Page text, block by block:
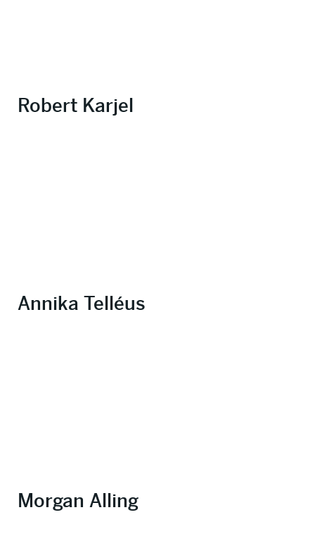
Robert Karjel
Annika Telléus
Morgan Alling